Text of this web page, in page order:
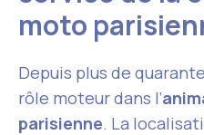
moto
Depuis plus de
rôle moteur dans l’
parisienne. La